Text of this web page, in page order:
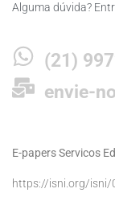
Alguma dúvida?
(21)
envie-
E-papers Servicos
https://isni.org/isni/